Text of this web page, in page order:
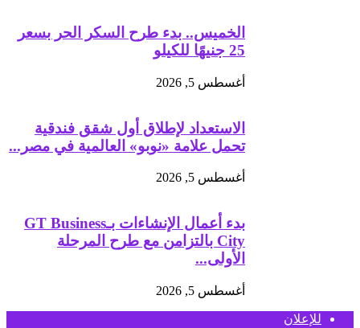
الخميس.. بدء طرح السكر الحر بسعر
25 جنيهًا للكيلو
أغسطس 5, 2026
الاستعداد لإطلاق أول شقق فندقية
تحمل علامة «نوبو» العالمية في مصر...
أغسطس 5, 2026
بدء أعمال الإنشاءات بـGT Business
City بالتزامن مع طرح المرحلة
الأولى...
أغسطس 5, 2026
للإعلان